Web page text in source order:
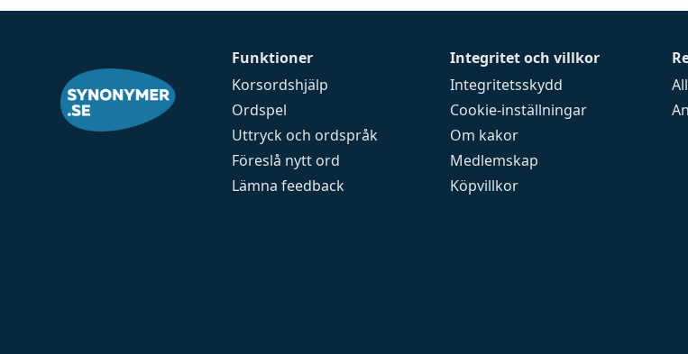
Funktioner
Korsordshjälp
Ordspel
Uttryck och ordspråk
Föreslå nytt ord
Lämna feedback
Integritet och villkor
Integritetsskydd
Cookie-inställningar
Om kakor
Medlemskap
Köpvillkor